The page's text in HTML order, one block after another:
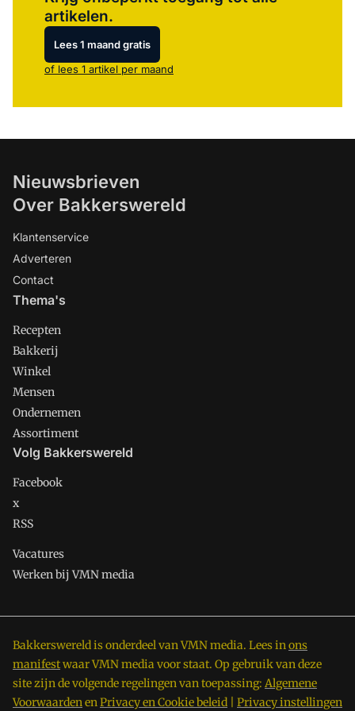
artikelen.
Lees 1 maand gratis
of lees 1 artikel per maand
Nieuwsbrieven
Over Bakkerswereld
Klantenservice
Adverteren
Contact
Thema's
Recepten
Bakkerij
Winkel
Mensen
Ondernemen
Assortiment
Volg Bakkerswereld
Facebook
x
RSS
Vacatures
Werken bij VMN media
Bakkerswereld is onderdeel van VMN media. Lees inons
manifestwaar VMN media voor staat. Op gebruik van deze
site zijn de volgende regelingen van toepassing: Algemene
VoorwaardenenPrivacy en Cookie beleid Privacy instellingen